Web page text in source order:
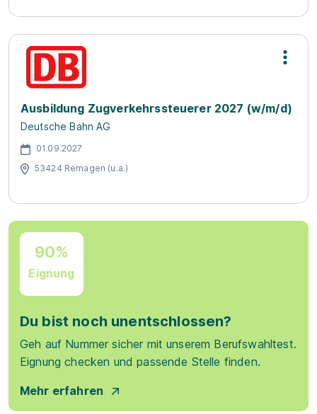
Ausbildung Zugverkehrssteuerer 2027 (w/m/d)
Deutsche Bahn AG
01.09.2027
53424 Remagen (u.a.)
90%
Eignung
Du bist noch unentschlossen?
Geh auf Nummer sicher mit unserem Berufswahltest.
Eignung checken und passende Stelle finden.
Mehr erfahren